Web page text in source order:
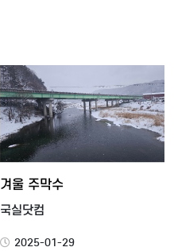
겨울 주막수
국실닷컴
2025-01-29